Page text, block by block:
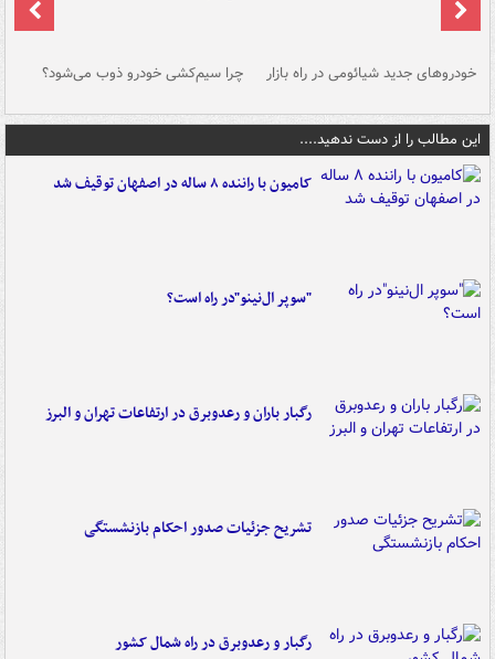
خودروهای جدید شیائومی در راه بازار چرا سیم‌کشی خودرو ذوب می‌شود؟
این مطالب را از دست ندهید....
کامیون با راننده ۸ ساله در اصفهان توقیف شد
"سوپر ال‌نینو"در راه است؟
رگبار باران و رعدوبرق در ارتفاعات تهران و البرز
تشریح جزئیات صدور احکام بازنشستگی
رگبار و رعدوبرق در راه شمال کشور